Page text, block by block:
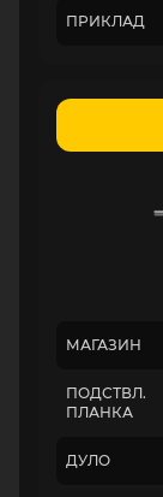
ПРИКЛАД
МАГАЗИН
ПОДСТВЛ.
ПЛАНКА
ДУЛО